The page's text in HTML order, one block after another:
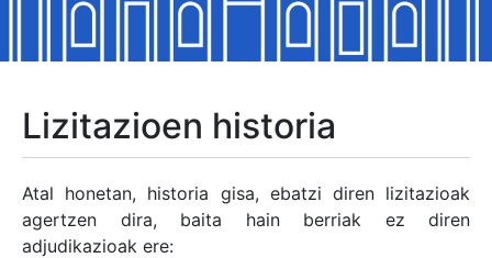
Erakutsi/Ezkutatu
Erakutsi/Ezkutatu
Erakutsi/Ezkutatu
Lizitazioen historia
Atal honetan, historia gisa, ebatzi diren lizitazioak
agertzen dira, baita hain berriak ez diren
adjudikazioak ere: